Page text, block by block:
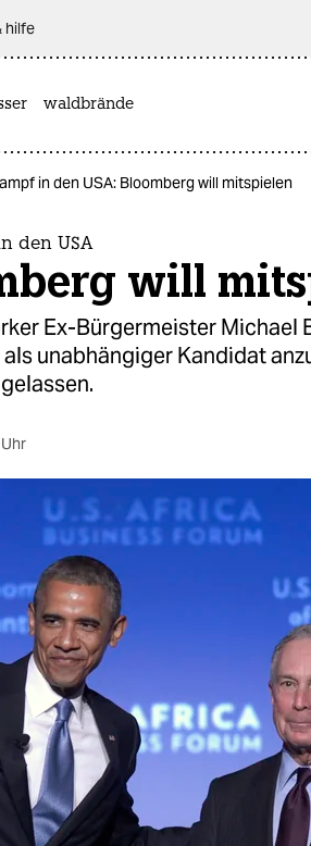
hilfe
waldbrände
in den USA: Bloomberg will mitspielen
den USA
will
Ex-Bürgermeister
als unabhängiger Kandidat